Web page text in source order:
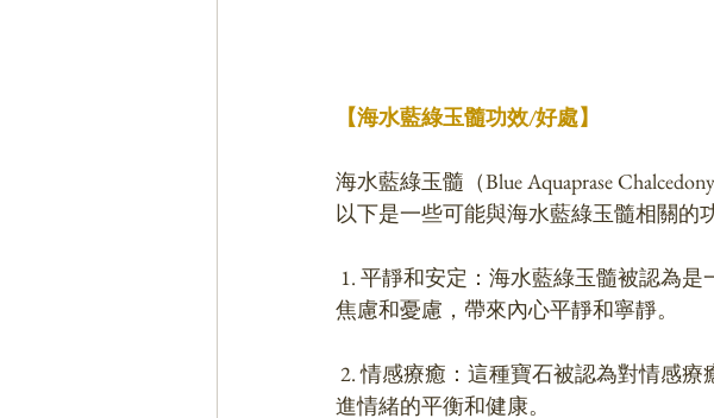
【海水藍綠玉髓功效/好處】
海水藍綠玉髓（Blue Aquaprase
以下是一些可能與海水藍綠玉髓相關的
焦慮和憂慮，帶來內心平靜和寧靜。
進情緒的平衡和健康。